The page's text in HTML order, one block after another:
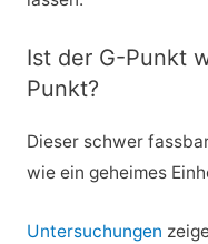
Ist der G-Punkt
Punkt?
Dieser schwer
wie ein geheimes
Untersuchungen